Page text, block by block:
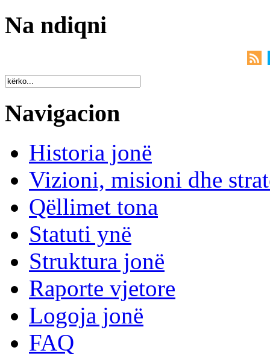
Na ndiqni
Navigacion
Historia jonë
Vizioni, misioni dhe
Qëllimet tona
Statuti ynë
Struktura jonë
Raporte vjetore
Logoja jonë
FAQ